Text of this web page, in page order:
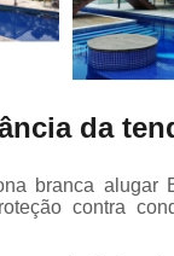
da
branca alugar
contra